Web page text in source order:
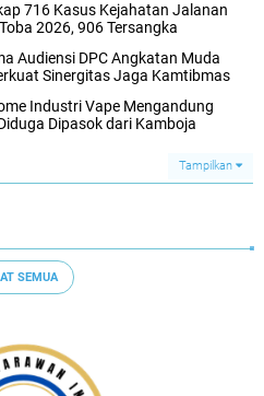
716 Kasus Kejahatan Jalanan
2026, 906 Tersangka
Audiensi DPC Angkatan Muda
Sinergitas Jaga Kamtibmas
Industri Vape Mengandung
Dipasok dari Kamboja
Tampilkan
SEMUA